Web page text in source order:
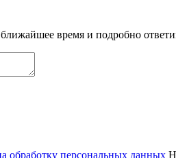
время и подробно
обработку персональных данных